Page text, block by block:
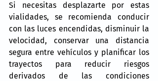
Si necesitas desplazarte por estas
vialidades, se recomienda conducir
con las luces encendidas, disminuir la
velocidad, conservar una distancia
segura entre vehículos y planificar los
trayectos para reducir riesgos
derivados de las condiciones